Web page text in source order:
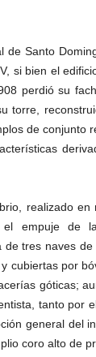
de Santo
si bien el
perdió su
torre,
de conjunto
realizado en
el empuje de
de tres naves
cubiertas por
góticas;
tanto por
general del
coro alto de